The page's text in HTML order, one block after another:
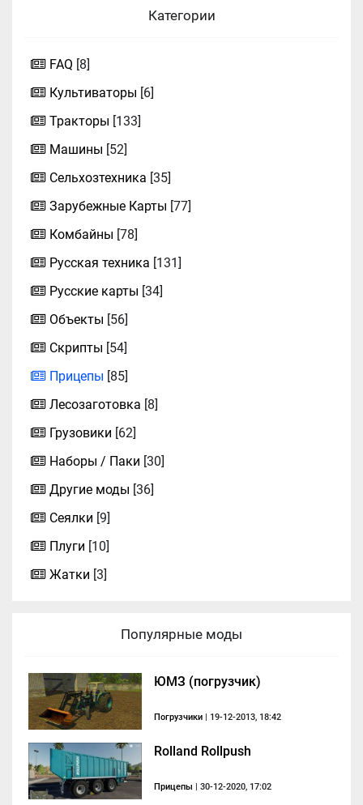
Категории
FAQ [8]
Культиваторы [6]
Тракторы [133]
Машины [52]
Сельхозтехника [35]
Зарубежные Карты [77]
Комбайны [78]
Русская техника [131]
Русские карты [34]
Объекты [56]
Скрипты [54]
Прицепы [85]
Лесозаготовка [8]
Грузовики [62]
Наборы / Паки [30]
Другие моды [36]
Сеялки [9]
Плуги [10]
Жатки [3]
Популярные моды
ЮМЗ (погрузчик)
Погрузчики | 19-12-2013, 18:42
Rolland Rollpush
Прицепы | 30-12-2020, 17:02